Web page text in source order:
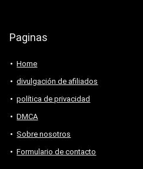
Paginas
Home
divulgación de afiliados
política de privacidad
DMCA
Sobre nosotros
Formulario de contacto